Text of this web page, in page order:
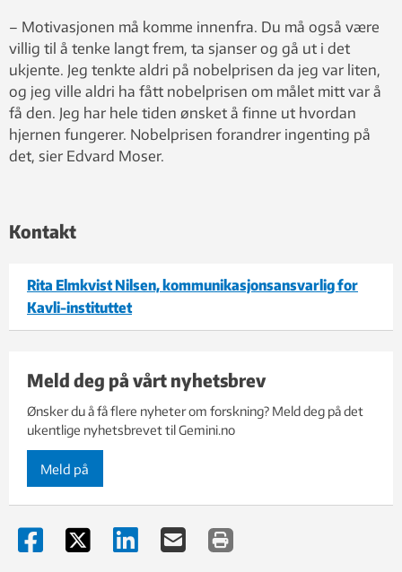
– Motivasjonen må komme innenfra. Du må også være
villig til å tenke langt frem, ta sjanser og gå ut i det
ukjente. Jeg tenkte aldri på nobelprisen da jeg var liten,
og jeg ville aldri ha fått nobelprisen om målet mitt var å
få den. Jeg har hele tiden ønsket å finne ut hvordan
hjernen fungerer. Nobelprisen forandrer ingenting på
det, sier Edvard Moser.
Kontakt
Rita Elmkvist Nilsen, kommunikasjonsansvarlig for
Kavli-instituttet
Meld deg på vårt nyhetsbrev
Ønsker du å få flere nyheter om forskning? Meld deg på det
ukentlige nyhetsbrevet til Gemini.no
Meld på